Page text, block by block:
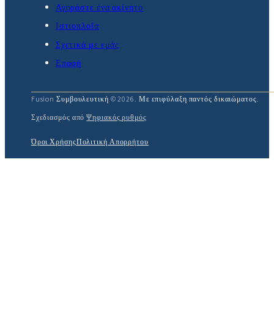
Αγοράστε ένα ακίνητο
Ιστιοπλοΐα
Σχετικά με εμάς
Επαφή
Fusion Συμβουλευτική © 2026. Με επιφύλαξη παντός δικαιώματος.
Σχεδιασμός απόΨηφιακός ρυθμός
Όροι ΧρήσηςΠολιτική Απορρήτου